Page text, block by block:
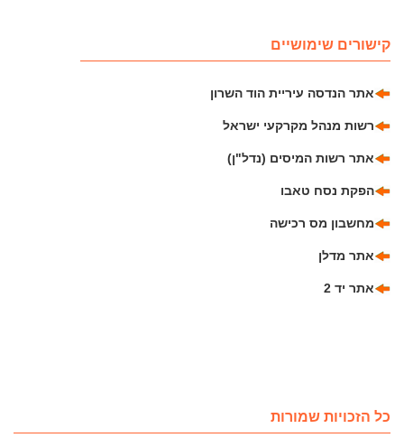
קישורים שימושיים
אתר הנדסה עיריית הוד השרון
רשות מנהל מקרקעי ישראל
אתר רשות המיסים (נדל"ן)
הפקת נסח טאבו
מחשבון מס רכישה
אתר מדלן
אתר יד 2
כל הזכויות שמורות